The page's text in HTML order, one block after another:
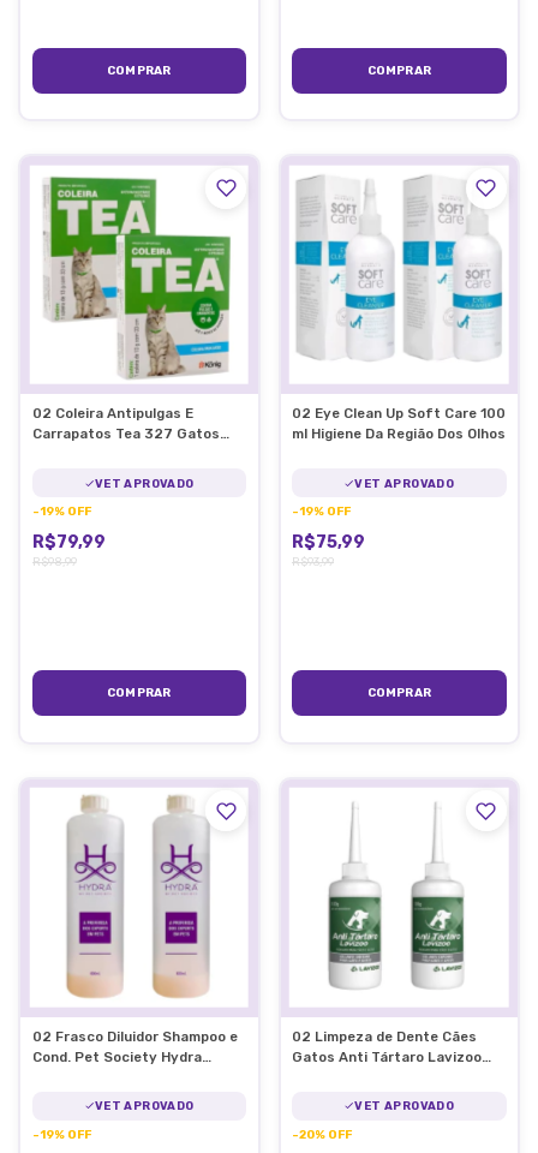
02 Coleira Antipulgas E
Carrapatos Tea 327 Gatos
VET APROVADO
-19% OFF
R$79,99
R$98,99
02 Eye Clean Up Soft Care 100
ml Higiene Da Região Dos Olhos
VET APROVADO
-19% OFF
R$75,99
R$93,99
02 Frasco Diluidor Shampoo e
Cond. Pet Society Hydra
VET APROVADO
-19% OFF
02 Limpeza de Dente Cães
Gatos Anti Tártaro Lavizoo
VET APROVADO
-20% OFF